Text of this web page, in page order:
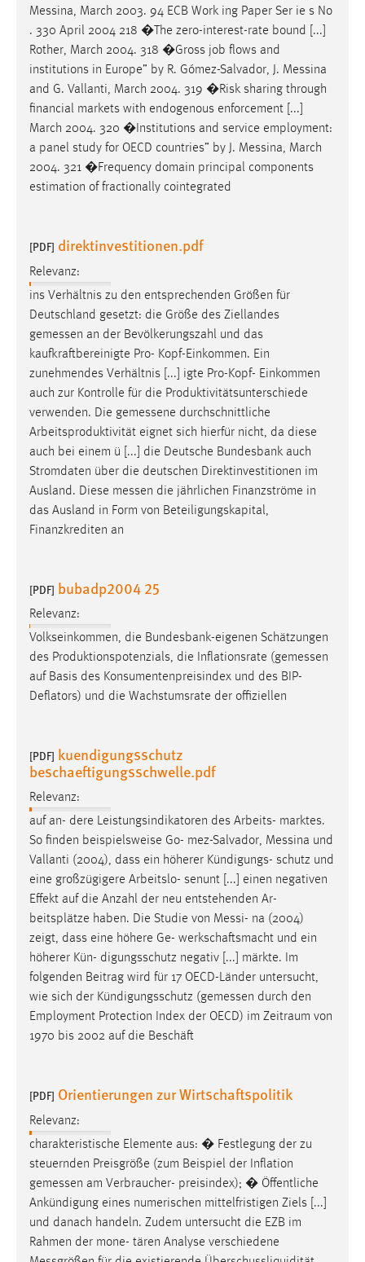
Messina, March 2003. 94 ECB Work ing Paper Ser ie s No
. 330 April 2004 218 �The zero-interest-rate bound [...]
Rother, March 2004. 318 �Gross job flows and
institutions in Europe” by R. Gómez-Salvador, J. Messina
and G. Vallanti, March 2004. 319 �Risk sharing through
financial markets with endogenous enforcement [...]
March 2004. 320 �Institutions and service employment:
a panel study for OECD countries” by J. Messina, March
2004. 321 �Frequency domain principal components
estimation of fractionally cointegrated
[PDF] direktinvestitionen.pdf
Relevanz:
ins Verhältnis zu den entsprechenden Größen für
Deutschland gesetzt: die Größe des Ziellandes
gemessen an der Bevölkerungszahl und das
kaufkraftbereinigte Pro- Kopf-Einkommen. Ein
zunehmendes Verhältnis [...] igte Pro-Kopf- Einkommen
auch zur Kontrolle für die Produktivitätsunterschiede
verwenden. Die gemessene durchschnittliche
Arbeitsproduktivität eignet sich hierfür nicht, da diese
auch bei einem ü [...] die Deutsche Bundesbank auch
Stromdaten über die deutschen Direktinvestitionen im
Ausland. Diese messen die jährlichen Finanzströme in
das Ausland in Form von Beteiligungskapital,
Finanzkrediten an
[PDF] bubadp2004 25
Relevanz:
Volkseinkommen, die Bundesbank-eigenen Schätzungen
des Produktionspotenzials, die Inflationsrate (gemessen
auf Basis des Konsumentenpreisindex und des BIP-
Deflators) und die Wachstumsrate der offiziellen
[PDF] kuendigungsschutz
beschaeftigungsschwelle.pdf
Relevanz:
auf an- dere Leistungsindikatoren des Arbeits- marktes.
So finden beispielsweise Go- mez-Salvador, Messina und
Vallanti (2004), dass ein höherer Kündigungs- schutz und
eine großzügigere Arbeitslo- senunt [...] einen negativen
Effekt auf die Anzahl der neu entstehenden Ar-
beitsplätze haben. Die Studie von Messi- na (2004)
zeigt, dass eine höhere Ge- werkschaftsmacht und ein
höherer Kün- digungsschutz negativ [...] märkte. Im
folgenden Beitrag wird für 17 OECD-Länder untersucht,
wie sich der Kündigungsschutz (gemessen durch den
Employment Protection Index der OECD) im Zeitraum von
1970 bis 2002 auf die Beschäft
[PDF] Orientierungen zur Wirtschaftspolitik
Relevanz:
charakteristische Elemente aus: � Festlegung der zu
steuernden Preisgröße (zum Beispiel der Inflation
gemessen am Verbraucher- preisindex); � Öffentliche
Ankündigung eines numerischen mittelfristigen Ziels [...]
und danach handeln. Zudem untersucht die EZB im
Rahmen der mone- tären Analyse verschiedene